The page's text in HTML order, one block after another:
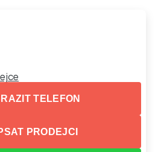
TELEFON
PRODEJCI